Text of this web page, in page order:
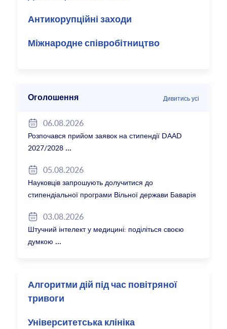
Антикорупційні заходи
Міжнародне співробітництво
Оголошення Дивитись усі
06.08.2026
Розпочався прийом заявок на стипендії DAAD
2027/2028
05.08.2026
Науковців запрошують долучитися до
стипендіальної програми Вільної держави Баварія
03.08.2026
Штучний інтелект у медицині: поділіться своєю
думкою
Алгоритми дій під час повітряної
тривоги
Університетська клініка